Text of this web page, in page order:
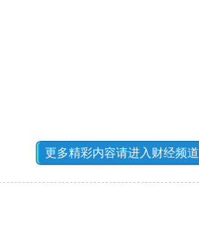
更多精彩内容请进入财经频道